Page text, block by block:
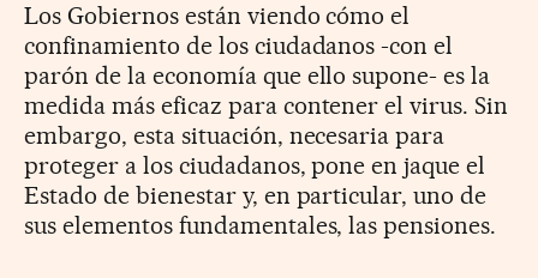
Los Gobiernos están viendo cómo el
confinamiento de los ciudadanos -con el
parón de la economía que ello supone- es la
medida más eficaz para contener el virus. Sin
embargo, esta situación, necesaria para
proteger a los ciudadanos, pone en jaque el
Estado de bienestar y, en particular, uno de
sus elementos fundamentales, las pensiones.